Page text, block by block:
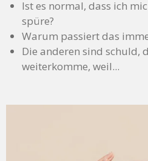
Ist es normal, dass ich
spüre?
Warum passiert das
Die anderen sind schuld,
weiterkomme, weil...